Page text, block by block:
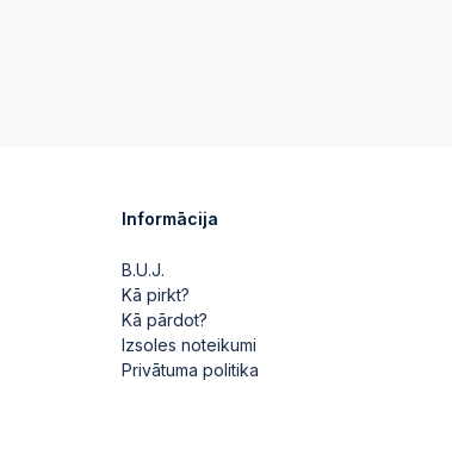
Informācija
B.U.J.
Kā pirkt?
Kā pārdot?
Izsoles noteikumi
Privātuma politika